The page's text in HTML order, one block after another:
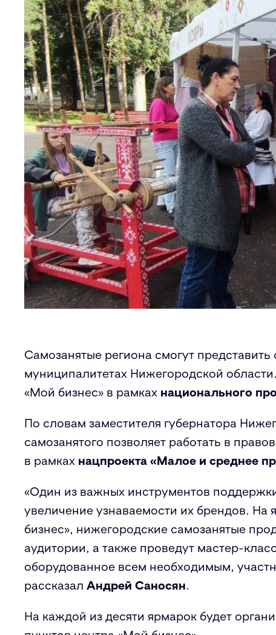
Самозанятые региона смогут
муниципалитетах Нижегородской
«Мой бизнес» в рамках национального
По словам заместителя губернатора
самозанятого позволяет работать в
в рамках нацпроекта «Малое и среднее
«Один из важных инструментов
увеличение узнаваемости их брендов. На
бизнес», нижегородские самозанятые
аудитории, а также проведут мастер-
оборудованное всем необходимым,
рассказал Андрей Саносян.
На каждой из десяти ярмарок будет